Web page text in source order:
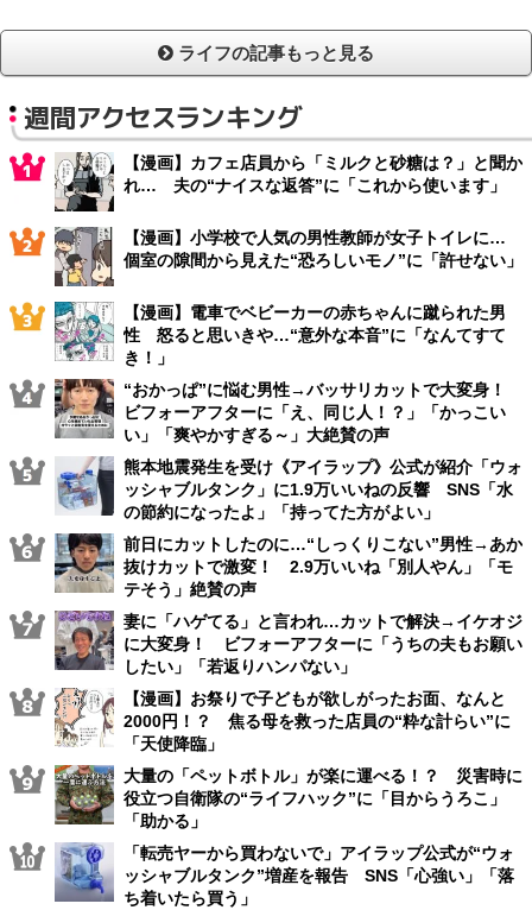
ライフの記事もっと見る
週間アクセスランキング
【漫画】カフェ店員から「ミルクと砂糖は？」と聞か
れ… 夫の“ナイスな返答”に「これから使います」
【漫画】小学校で人気の男性教師が女子トイレに…
個室の隙間から見えた“恐ろしいモノ”に「許せない」
【漫画】電車でベビーカーの赤ちゃんに蹴られた男
性 怒ると思いきや…“意外な本音”に「なんてすて
き！」
“おかっぱ”に悩む男性→バッサリカットで大変身！
ビフォーアフターに「え、同じ人！？」「かっこい
い」「爽やかすぎる～」大絶賛の声
熊本地震発生を受け《アイラップ》公式が紹介「ウォ
ッシャブルタンク」に1.9万いいねの反響 SNS「水
の節約になったよ」「持ってた方がよい」
前日にカットしたのに…“しっくりこない”男性→あか
抜けカットで激変！ 2.9万いいね「別人やん」「モ
テそう」絶賛の声
妻に「ハゲてる」と言われ…カットで解決→イケオジ
に大変身！ ビフォーアフターに「うちの夫もお願い
したい」「若返りハンパない」
【漫画】お祭りで子どもが欲しがったお面、なんと
2000円！？ 焦る母を救った店員の“粋な計らい”に
「天使降臨」
大量の「ペットボトル」が楽に運べる！？ 災害時に
役立つ自衛隊の“ライフハック”に「目からうろこ」
「助かる」
「転売ヤーから買わないで」アイラップ公式が“ウォ
ッシャブルタンク”増産を報告 SNS「心強い」「落
ち着いたら買う」